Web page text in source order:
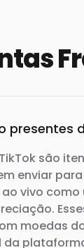
presentes
são
enviar
vivo
moedas